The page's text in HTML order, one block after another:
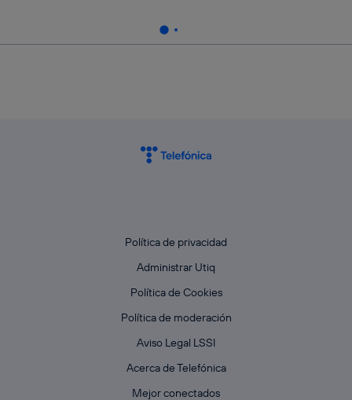
Política de privacidad
Administrar Utiq
Política de Cookies
Política de moderación
Aviso Legal LSSI
Acerca de Telefónica
Mejor conectados